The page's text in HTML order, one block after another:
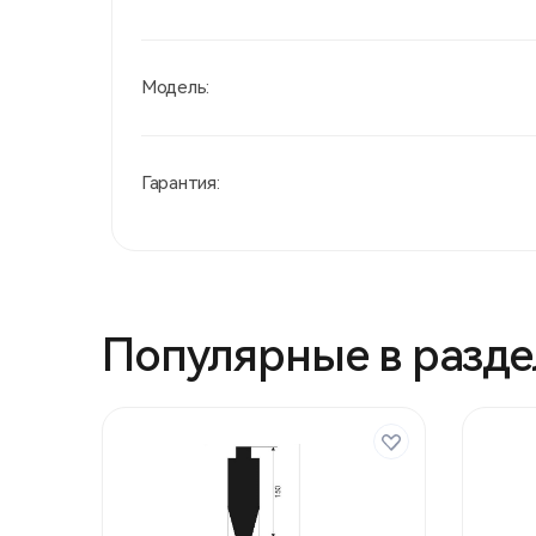
Модель:
Гарантия:
Популярные в